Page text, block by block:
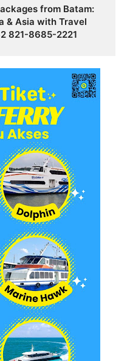
from Batam:
& Asia with Travel
821-8685-2221